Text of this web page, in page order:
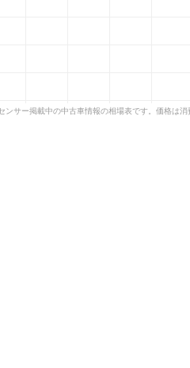
ンサー掲載中の中古車情報の相場表です。価格は